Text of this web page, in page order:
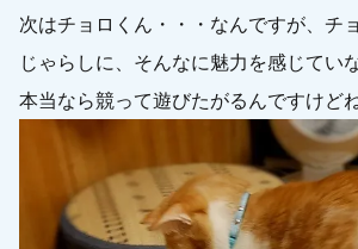
次はチョロくん・・・なんですが、チ
じゃらしに、そんなに魅力を感じてい
本当なら競って遊びたがるんですけど